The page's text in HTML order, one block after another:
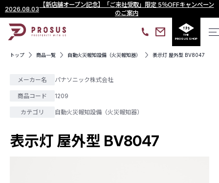
2026.08.03
【新店舗オープン記念】「ご来社受取」限定 5％OFFキャンペーン
のご案内
THE
PROSUS SHOP
トップ 商品一覧 自動火災報知設備（火災報知器） 表示灯 屋外型 BV8047
メーカー名 パナソニック株式会社
商品コード 1209
カテゴリ 自動火災報知設備（火災報知器）
表示灯 屋外型 BV8047